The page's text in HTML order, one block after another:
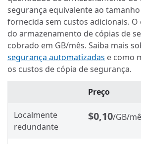
segurança equivalente ao
fornecida sem custos adicionais.
do armazenamento de cópias de
cobrado em GB/mês. Saiba mais
segurança automatizadas e como
os custos de cópia de segurança.
Preço
Localmente
redundante
$0,10/GB/